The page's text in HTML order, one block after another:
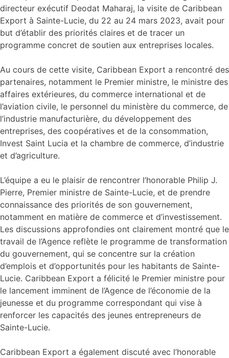
directeur exécutif Deodat Maharaj, la visite de Caribbean
Export à Sainte-Lucie, du 22 au 24 mars 2023, avait pour
but d’établir des priorités claires et de tracer un
programme concret de soutien aux entreprises locales.
Au cours de cette visite, Caribbean Export a rencontré des
partenaires, notamment le Premier ministre, le ministre des
affaires extérieures, du commerce international et de
l’aviation civile, le personnel du ministère du commerce, de
l’industrie manufacturière, du développement des
entreprises, des coopératives et de la consommation,
Invest Saint Lucia et la chambre de commerce, d’industrie
et d’agriculture.
L’équipe a eu le plaisir de rencontrer l’honorable Philip J.
Pierre, Premier ministre de Sainte-Lucie, et de prendre
connaissance des priorités de son gouvernement,
notamment en matière de commerce et d’investissement.
Les discussions approfondies ont clairement montré que le
travail de l’Agence reflète le programme de transformation
du gouvernement, qui se concentre sur la création
d’emplois et d’opportunités pour les habitants de Sainte-
Lucie. Caribbean Export a félicité le Premier ministre pour
le lancement imminent de l’Agence de l’économie de la
jeunesse et du programme correspondant qui vise à
renforcer les capacités des jeunes entrepreneurs de
Sainte-Lucie.
Caribbean Export a également discuté avec l’honorable